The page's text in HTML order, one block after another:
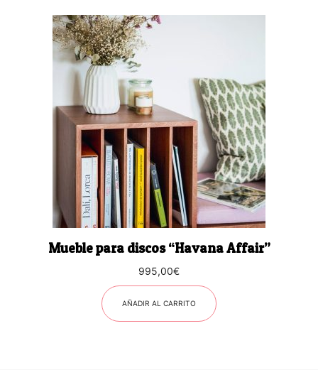
Mueble para discos “Havana Affair”
995,00€
AÑADIR AL CARRITO